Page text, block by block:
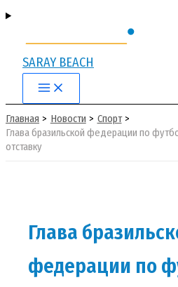
SARAY BEACH
Main
Menu
Главная Новости
Спорт
Глава бразильской федерации по
отставку
Глава
федерации по